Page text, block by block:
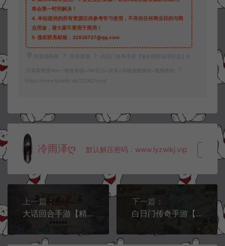
将会第一时间解决！
4. 本站提供的所有资源仅供参考学习使用，不存在任何商业目的与商
业用途，请大家不要用于商用！
5. 侵权联系邮箱：32838727@qq.com
阿泽源码网 手游资源 白日门传奇手游【修剑指轩辕单职业】9
月最新整理Win一键服务端+GM后台+安卓+详细搭建教程+视频教程
https://www.lyzwlkj.vip/22262/syzy/
冷雨泽ღ 默认解压密码：www.lyzwlkj.vip 复
上一篇：
大话回合手游【精品西游之封神西游】9月最新整理Linux手工服务端+Win一键服务端+JAVA后台+安卓苹果双端+详细搭建教程+视频教程
下一篇：
白日门传奇手游【征战皇城三职业】9月最新整理Win一键服务端+GM后台+安卓+详细搭建教程+视频教程